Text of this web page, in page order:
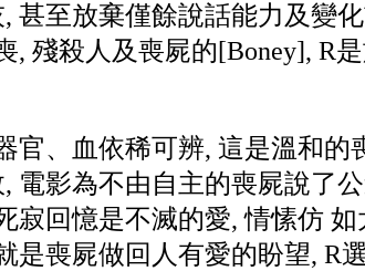
甚至放棄僅餘說話能力及變
, 殘殺人及喪屍的[Boney], R
官、血依稀可辨, 這是溫和的
電影為不由自主的喪屍說了
寂回憶是不滅的愛, 情愫仿
是喪屍做回人有愛的盼望, R